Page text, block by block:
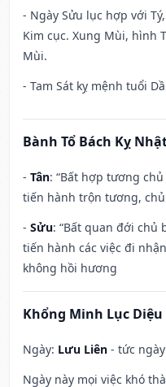
- Ngày Sửu lục hợp với
Kim cục. Xung Mùi, hình
Mùi.
- Tam Sát kỵ mệnh tuổi
Bành Tổ Bách Kỵ
- Tân: “Bất hợp tương
tiến hành trộn tương,
- Sửu: “Bất quan đới chủ
tiến hành các việc đi
không hồi hương
Khổng Minh Lục Diệu
Ngày: Lưu Liên - tức
Ngày này mọi việc khó